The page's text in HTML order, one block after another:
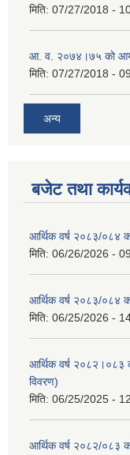
मिति: 07/27/2018 -
आ‍. व. २०७४।७५ काे
मिति: 07/27/2018 -
अन्य
बजेट तथा
आर्थिक वर्ष २०८३/०८४
मिति: 06/26/2026 -
आर्थिक वर्ष २०८३/०८४
मिति: 06/25/2026 -
आर्थिक वर्ष २०८२।०८३
विवरण)
मिति: 06/25/2025 -
आर्थिक वर्ष २०८२/०८३